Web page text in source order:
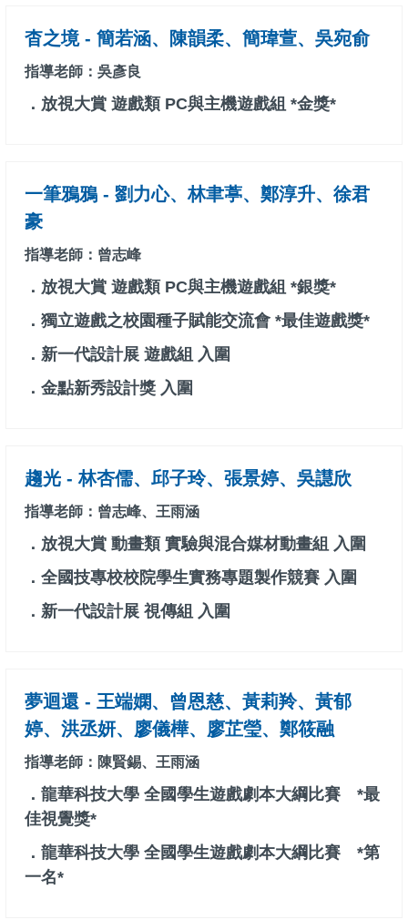
杳之境 - 簡若涵、陳韻柔、簡瑋萱、吳宛俞
指導老師：吳彥良
．放視大賞 遊戲類 PC與主機遊戲組 *金獎*
一筆鴉鴉 - 劉力心、林聿葶、鄭淳升、徐君
豪
指導老師：曾志峰
．放視大賞 遊戲類 PC與主機遊戲組 *銀獎*
．獨立遊戲之校園種子賦能交流會 *最佳遊戲獎*
．新一代設計展 遊戲組 入圍
．金點新秀設計獎 入圍
趨光 - 林杏儒、邱子玲、張景婷、吳譿欣
指導老師：曾志峰、王雨涵
．放視大賞 動畫類 實驗與混合媒材動畫組 入圍
．全國技專校校院學生實務專題製作競賽 入圍
．新一代設計展 視傳組 入圍
夢迴還 - 王端嫻、曾恩慈、黃莉羚、黃郁
婷、洪丞妍、廖儀樺、廖芷瑩、鄭筱融
指導老師：陳賢錫、王雨涵
．龍華科技大學 全國學生遊戲劇本大綱比賽 *最
佳視覺獎*
．龍華科技大學 全國學生遊戲劇本大綱比賽 *第
一名*